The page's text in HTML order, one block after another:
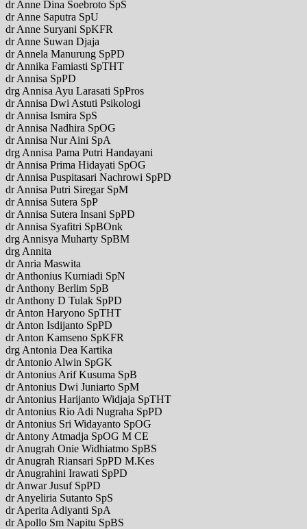
dr Anne Dina Soebroto SpS
dr Anne Saputra SpU
dr Anne Suryani SpKFR
dr Anne Suwan Djaja
dr Annela Manurung SpPD
dr Annika Famiasti SpTHT
dr Annisa SpPD
drg Annisa Ayu Larasati SpPros
dr Annisa Dwi Astuti Psikologi
dr Annisa Ismira SpS
dr Annisa Nadhira SpOG
dr Annisa Nur Aini SpA
drg Annisa Pama Putri Handayani
dr Annisa Prima Hidayati SpOG
dr Annisa Puspitasari Nachrowi SpPD
dr Annisa Putri Siregar SpM
dr Annisa Sutera SpP
dr Annisa Sutera Insani SpPD
dr Annisa Syafitri SpBOnk
drg Annisya Muharty SpBM
drg Annita
dr Anria Maswita
dr Anthonius Kurniadi SpN
dr Anthony Berlim SpB
dr Anthony D Tulak SpPD
dr Anton Haryono SpTHT
dr Anton Isdijanto SpPD
dr Anton Kamseno SpKFR
drg Antonia Dea Kartika
dr Antonio Alwin SpGK
dr Antonius Arif Kusuma SpB
dr Antonius Dwi Juniarto SpM
dr Antonius Harijanto Widjaja SpTHT
dr Antonius Rio Adi Nugraha SpPD
dr Antonius Sri Widayanto SpOG
dr Antony Atmadja SpOG M CE
dr Anugrah Onie Widhiatmo SpBS
dr Anugrah Riansari SpPD M.Kes
dr Anugrahini Irawati SpPD
dr Anwar Jusuf SpPD
dr Anyeliria Sutanto SpS
dr Aperita Adiyanti SpA
dr Apollo Sm Napitu SpBS